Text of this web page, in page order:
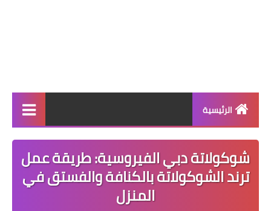
الرئيسية
الرئيسية
أطباق ووجبات
أطباق رئيسية
شوكولاتة دبي الفيروسية: طريقة عمل
ترند الشوكولاتة بالكنافة والفستق في
المنزل